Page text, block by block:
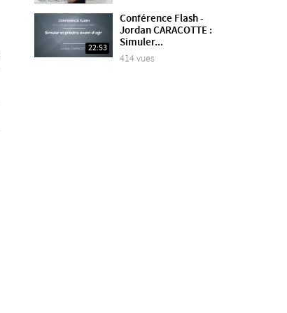
22:53
Conférence Flash -
Jordan CARACOTTE :
Simuler...
414 vues